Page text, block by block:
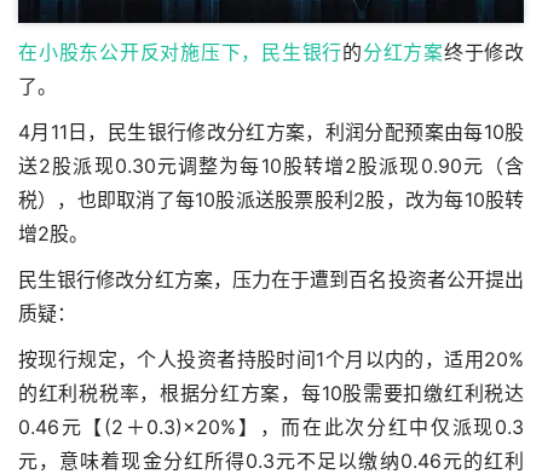
在小股东公开反对施压下， 民生银行的分红方案终于修改
了。
4月11日，民生银行修改分红方案，利润分配预案由每10股
送2股派现0.30元调整为每10股转增2股派现0.90元（含
税），也即取消了每10股派送股票股利2股，改为每10股转
增2股。
民生银行修改分红方案，压力在于遭到百名投资者公开提出
质疑：
按现行规定，个人投资者持股时间1个月以内的，适用20%
的红利税税率，根据分红方案，每10股需要扣缴红利税达
0.46元【(2＋0.3)×20%】，而在此次分红中仅派现0.3
元，意味着现金分红所得0.3元不足以缴纳0.46元的红利